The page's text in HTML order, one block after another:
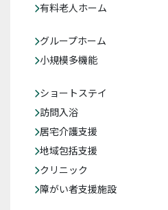
有料老人ホーム
グループホーム
小規模多機能
ショートステイ
訪問入浴
居宅介護支援
地域包括支援
クリニック
障がい者支援施設